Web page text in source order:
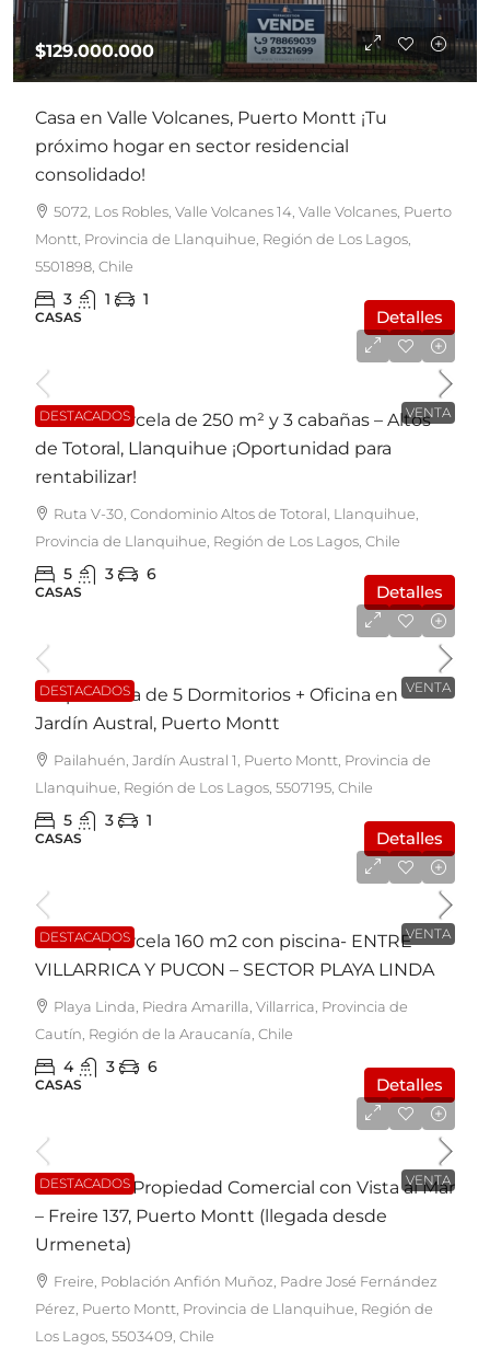
$129.000.000
Casa en Valle Volcanes, Puerto Montt ¡Tu
próximo hogar en sector residencial
consolidado!
5072, Los Robles, Valle Volcanes 14, Valle Volcanes, Puerto
Montt, Provincia de Llanquihue, Región de Los Lagos,
5501898, Chile
3 1 1
CASAS Detalles
DESTACADOS VENTA
Casa en Parcela de 250 m² y 3 cabañas – Altos
de Totoral, Llanquihue ¡Oportunidad para
rentabilizar!
Ruta V-30, Condominio Altos de Totoral, Llanquihue,
Provincia de Llanquihue, Región de Los Lagos, Chile
5 3 6
CASAS Detalles
DESTACADOS VENTA
Amplia Casa de 5 Dormitorios + Oficina en
Jardín Austral, Puerto Montt
Pailahuén, Jardín Austral 1, Puerto Montt, Provincia de
Llanquihue, Región de Los Lagos, 5507195, Chile
5 3 1
CASAS Detalles
DESTACADOS VENTA
Casa en parcela 160 m2 con piscina- ENTRE
VILLARRICA Y PUCON – SECTOR PLAYA LINDA
Playa Linda, Piedra Amarilla, Villarrica, Provincia de
Cautín, Región de la Araucanía, Chile
4 3 6
CASAS Detalles
DESTACADOS VENTA
EN VENTA: Propiedad Comercial con Vista al Mar
– Freire 137, Puerto Montt (llegada desde
Urmeneta)
Freire, Población Anfión Muñoz, Padre José Fernández
Pérez, Puerto Montt, Provincia de Llanquihue, Región de
Los Lagos, 5503409, Chile